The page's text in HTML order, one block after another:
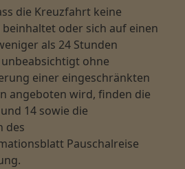
die Kreuzfahrt keine
oder sich auf einen
als 24 Stunden
ohne
einer eingeschränkten
angeboten wird, finden die
14 sowie die
des
Pauschalreise